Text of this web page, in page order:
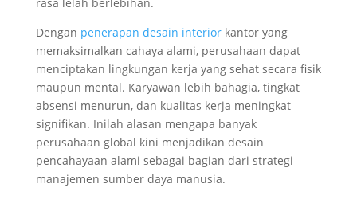
Dengan penerapan desain interiorkantor yang
memaksimalkan cahaya alami, perusahaan dapat
menciptakan lingkungan kerja yang sehat secara fisik
maupun mental. Karyawan lebih bahagia, tingkat
absensi menurun, dan kualitas kerja meningkat
signifikan. Inilah alasan mengapa banyak
perusahaan global kini menjadikan desain
pencahayaan alami sebagai bagian dari strategi
manajemen sumber daya manusia.